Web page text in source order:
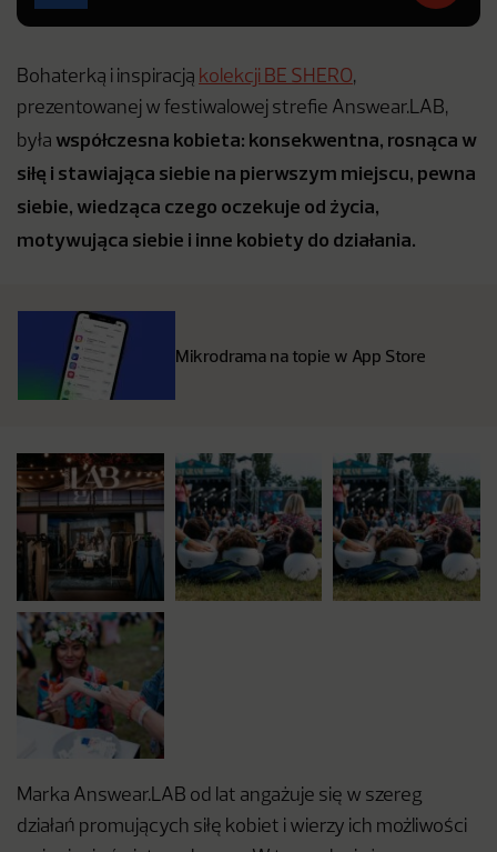
Bohaterką i inspiracją kolekcji BE SHERO,
prezentowanej w festiwalowej strefie Answear.LAB,
była współczesna kobieta: konsekwentna, rosnąca w
siłę i stawiająca siebie na pierwszym miejscu, pewna
siebie, wiedząca czego oczekuje od życia,
motywująca siebie i inne kobiety do działania.
Mikrodrama na topie w App Store
Marka Answear.LAB od lat angażuje się w szereg
działań promujących siłę kobiet i wierzy ich możliwości